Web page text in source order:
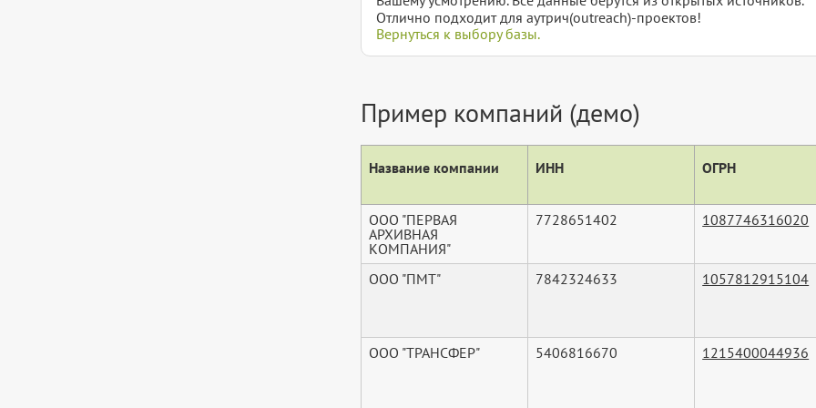
Отлично подходит для аутрич(outreach)-проектов!
Вернуться к выбору базы.
Пример компаний (демо)
Название компании ИНН ОГРН
ООО "ПЕРВАЯ
АРХИВНАЯ
КОМПАНИЯ"
7728651402 1087746316020
ООО "ПМТ"
7842324633 1057812915104
ООО "ТРАНСФЕР" 5406816670 1215400044936